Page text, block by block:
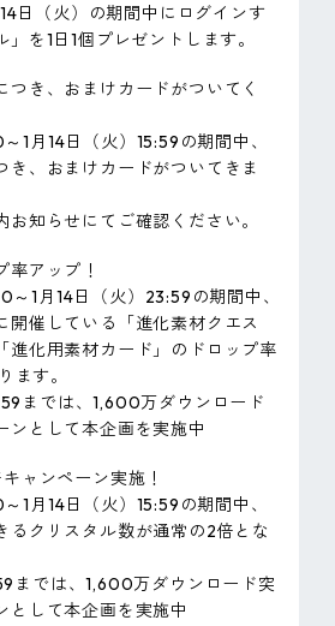
日（火）の期間中にログインす
を1日1個プレゼントします。
き、おまけカードがついてく
1月14日（火）15:59の期間中、
き、おまけカードがついてきま
知らせにてご確認ください。
アップ！
1月14日（火）23:59の期間中、
開催している「進化素材クエス
進化用素材カード」のドロップ率
ます。
までは、1,600万ダウンロード
ンとして本企画を実施中
ャンペーン実施！
1月14日（火）15:59の期間中、
るクリスタル数が通常の2倍とな
までは、1,600万ダウンロード突
として本企画を実施中